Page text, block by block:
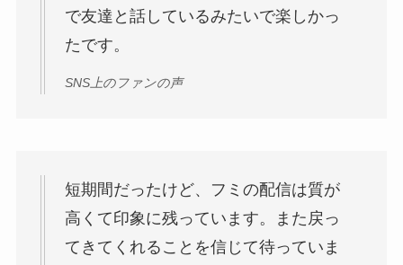
で友達と話しているみたいで楽しかっ
たです。
SNS上のファンの声
短期間だったけど、フミの配信は質が
高くて印象に残っています。また戻っ
てきてくれることを信じて待っていま